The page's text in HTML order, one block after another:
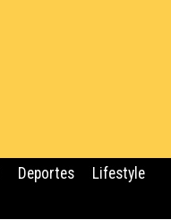
Deportes
Lifestyle